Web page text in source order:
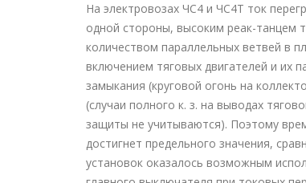
На электровозах ЧС4 и ЧС4Т ток
одной стороны, высоким реак-танцем
количеством параллельных ветвей в
включением тяговых двигателей и их
замыкания (круговой огонь на
(случаи полного к. з. на выводах
защиты не учитываются). Поэтому
достигнет предельного значения,
установок оказалось возможным